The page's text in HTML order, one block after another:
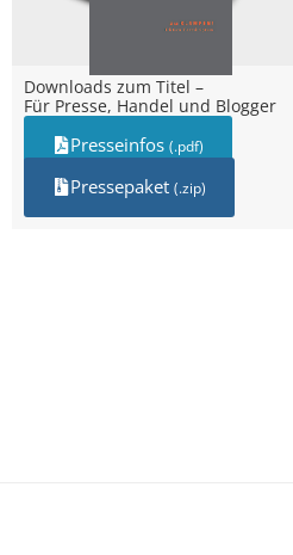
Downloads zum Titel –
Für Presse, Handel und Blogger
Presseinfos (.pdf)
Pressepaket (.zip)